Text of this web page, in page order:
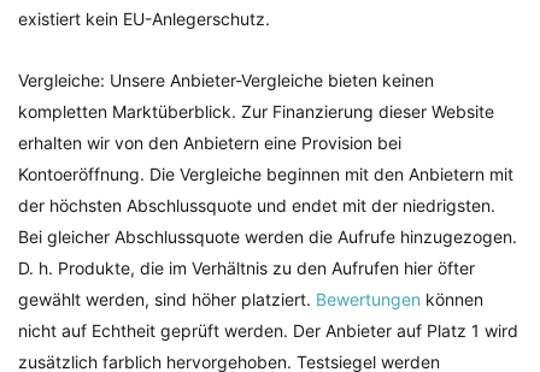
existiert kein EU-Anlegerschutz.
Vergleiche: Unsere Anbieter-Vergleiche bieten keinen
kompletten Marktüberblick. Zur Finanzierung dieser Website
erhalten wir von den Anbietern eine Provision bei
Kontoeröffnung. Die Vergleiche beginnen mit den Anbietern mit
der höchsten Abschlussquote und endet mit der niedrigsten.
Bei gleicher Abschlussquote werden die Aufrufe hinzugezogen.
D. h. Produkte, die im Verhältnis zu den Aufrufen hier öfter
gewählt werden, sind höher platziert. Bewertungen können
nicht auf Echtheit geprüft werden. Der Anbieter auf Platz 1 wird
zusätzlich farblich hervorgehoben. Testsiegel werden